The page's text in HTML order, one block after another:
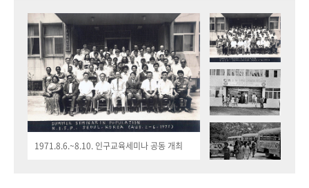
1971.8.6.~8.10. 인구교육세미나 공동 개최